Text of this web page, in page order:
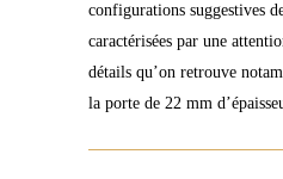
configurations suggestives
caractérisées par une
détails qu’on retrouve
la porte de 22 mm